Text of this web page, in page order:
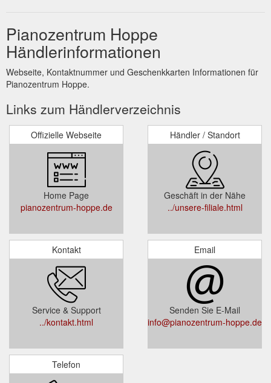
Pianozentrum Hoppe
Händlerinformationen
Webseite, Kontaktnummer und Geschenkkarten Informationen für
Pianozentrum Hoppe.
Links zum Händlerverzeichnis
Offizielle Webseite
Home Page
pianozentrum-hoppe.de
Händler / Standort
Geschäft in der Nähe
../unsere-filiale.html
Kontakt
Service & Support
../kontakt.html
Email
Senden Sie E-Mail
info@pianozentrum-hoppe.de
Telefon